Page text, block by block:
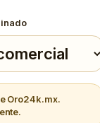
Oro24k.mx.